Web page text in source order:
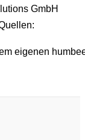
GmbH
eigenen